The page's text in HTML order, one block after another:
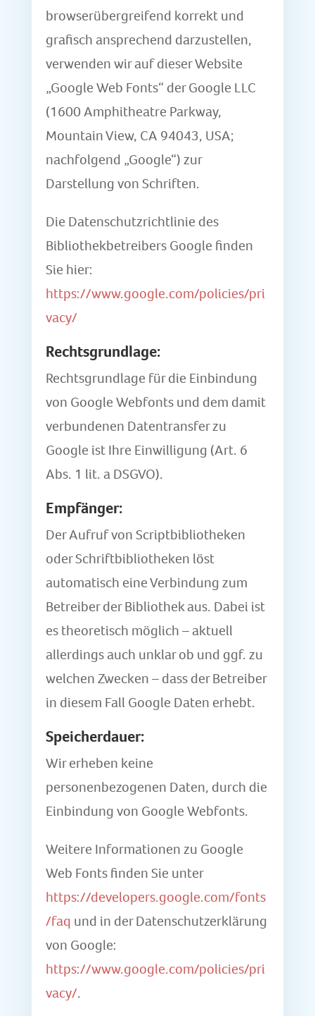
browserübergreifend korrekt und
grafisch ansprechend darzustellen,
verwenden wir auf dieser Website
„Google Web Fonts“ der Google LLC
(1600 Amphitheatre Parkway,
Mountain View, CA 94043, USA;
nachfolgend „Google“) zur
Darstellung von Schriften.
Die Datenschutzrichtlinie des
Bibliothekbetreibers Google finden
Sie hier:
https://www.google.com/policies/pri
vacy/
Rechtsgrundlage:
Rechtsgrundlage für die Einbindung
von Google Webfonts und dem damit
verbundenen Datentransfer zu
Google ist Ihre Einwilligung (Art. 6
Abs. 1 lit. a DSGVO).
Empfänger:
Der Aufruf von Scriptbibliotheken
oder Schriftbibliotheken löst
automatisch eine Verbindung zum
Betreiber der Bibliothek aus. Dabei ist
es theoretisch möglich – aktuell
allerdings auch unklar ob und ggf. zu
welchen Zwecken – dass der Betreiber
in diesem Fall Google Daten erhebt.
Speicherdauer:
Wir erheben keine
personenbezogenen Daten, durch die
Einbindung von Google Webfonts.
Weitere Informationen zu Google
Web Fonts finden Sie unter
https://developers.google.com/fonts
/faq und in der Datenschutzerklärung
von Google:
https://www.google.com/policies/pri
vacy/.